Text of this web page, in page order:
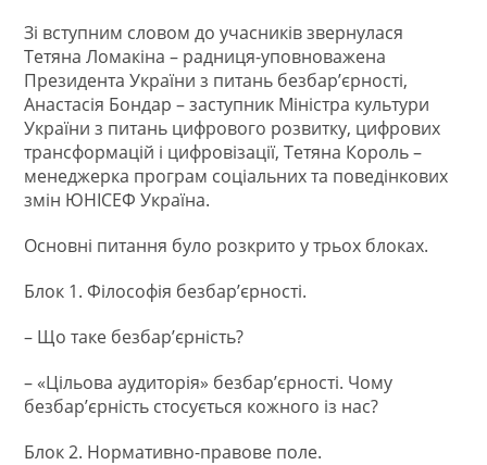
Зі вступним словом до учасників звернулася
Тетяна Ломакіна – радниця-уповноважена
Президента України з питань безбар’єрності,
Анастасія Бондар – заступник Міністра культури
України з питань цифрового розвитку, цифрових
трансформацій і цифровізації, Тетяна Король –
менеджерка програм соціальних та поведінкових
змін ЮНІСЕФ Україна.
Основні питання було розкрито у трьох блоках.
Блок 1. Філософія безбар’єрності.
– Що таке безбар’єрність?
– «Цільова аудиторія» безбар’єрності. Чому
безбар’єрність стосується кожного із нас?
Блок 2. Нормативно-правове поле.